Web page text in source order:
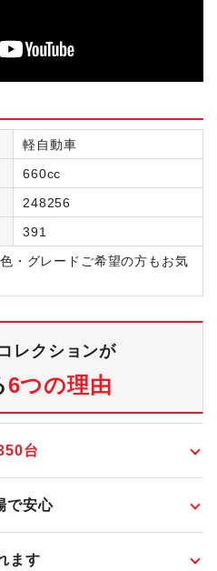
軽自動車
660cc
248256
391
・グレードご希望の方もお気
レクションが
6つの理由
台
で安心
ます